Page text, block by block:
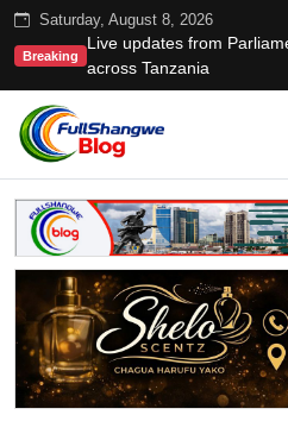
Saturday, August 8, 2026
Breaking
Live updates from
across Tanzania